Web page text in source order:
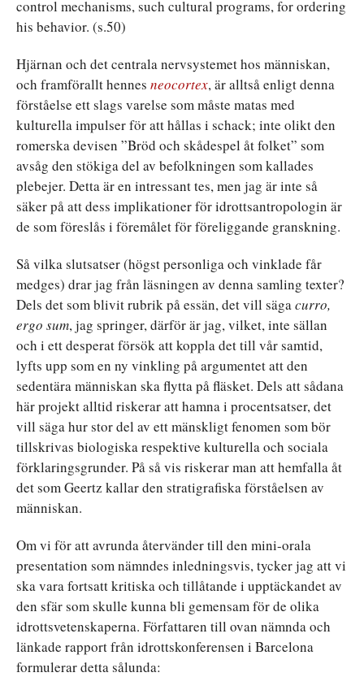
control mechanisms, such cultural programs, for ordering
his behavior. (s.50)
Hjärnan och det centrala nervsystemet hos människan,
och framförallt hennes neocortex, är alltså enligt denna
förståelse ett slags varelse som måste matas med
kulturella impulser för att hållas i schack; inte olikt den
romerska devisen ”Bröd och skådespel åt folket” som
avsåg den stökiga del av befolkningen som kallades
plebejer. Detta är en intressant tes, men jag är inte så
säker på att dess implikationer för idrottsantropologin är
de som föreslås i föremålet för föreliggande granskning.
Så vilka slutsatser (högst personliga och vinklade får
medges) drar jag från läsningen av denna samling texter?
Dels det som blivit rubrik på essän, det vill säga curro,
ergo sum, jag springer, därför är jag, vilket, inte sällan
och i ett desperat försök att koppla det till vår samtid,
lyfts upp som en ny vinkling på argumentet att den
sedentära människan ska flytta på fläsket. Dels att sådana
här projekt alltid riskerar att hamna i procentsatser, det
vill säga hur stor del av ett mänskligt fenomen som bör
tillskrivas biologiska respektive kulturella och sociala
förklaringsgrunder. På så vis riskerar man att hemfalla åt
det som Geertz kallar den stratigrafiska förståelsen av
människan.
Om vi för att avrunda återvänder till den mini-orala
presentation som nämndes inledningsvis, tycker jag att vi
ska vara fortsatt kritiska och tillåtande i upptäckandet av
den sfär som skulle kunna bli gemensam för de olika
idrottsvetenskaperna. Författaren till ovan nämnda och
länkade rapport från idrottskonferensen i Barcelona
formulerar detta sålunda: